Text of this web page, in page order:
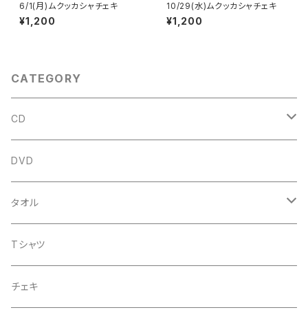
6/1(月)ムクッカシャチェキ
¥1,200
10/29(水)ムクッカシャチェキ
¥1,200
CATEGORY
CD
アルバム
企画CD
シングル
DVD
タオル
菅沼温泉タオル
菅沼エアーかおる
Tシャツ
チェキ